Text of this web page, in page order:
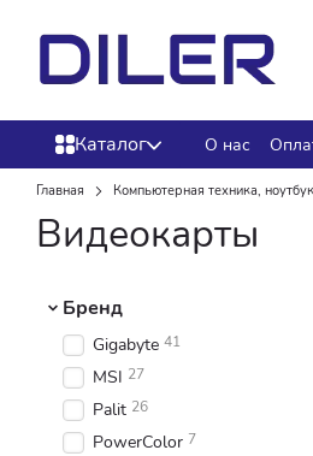
Каталог О нас
Главная Компьютерная техника,
Видеокарты
Бренд
Gigabyte 41
MSI 27
Palit 26
PowerColor 7